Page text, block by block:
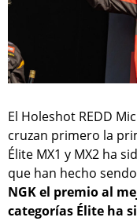
El Holeshot REDD
cruzan primero la
Élite MX1 y MX2 ha
que han hecho
NGK el premio al
categorías Élite ha